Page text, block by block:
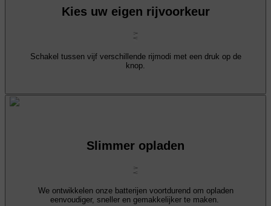
Kies uw eigen rijvoorkeur
Schakel tussen vijf verschillende rijmodi met een druk op de
knop.
Slimmer opladen
We ontwikkelen onze batterijen voortdurend om opladen
eenvoudiger, sneller en gemakkelijker te maken.